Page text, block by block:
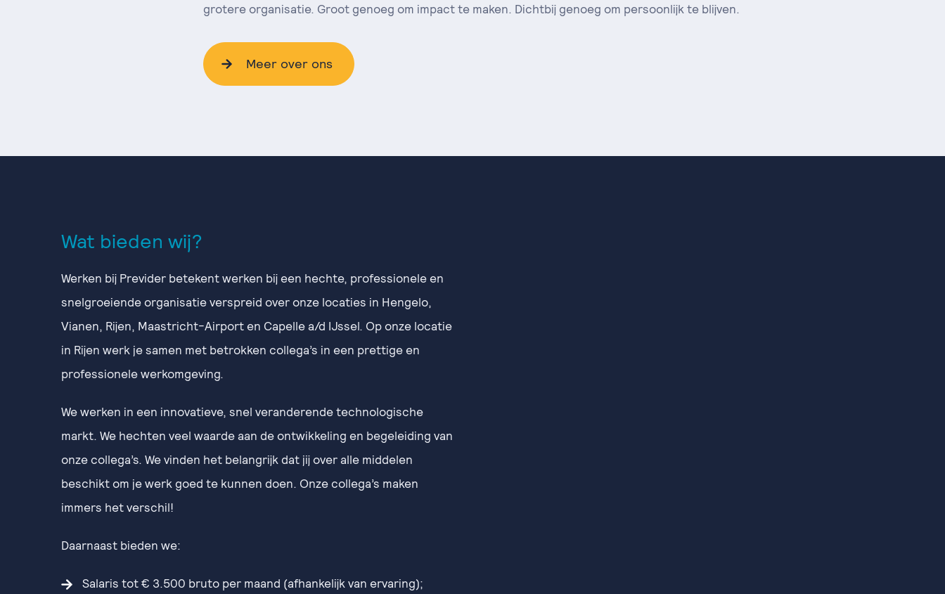
grotere organisatie. Groot genoeg om impact te maken. Dichtbij genoeg om persoonlijk te blijven.
Meer over ons
Wat bieden wij?
Werken bij Previder betekent werken bij een hechte, professionele en
snelgroeiende organisatie verspreid over onze locaties in Hengelo,
Vianen, Rijen, Maastricht-Airport en Capelle a/d IJssel. Op onze locatie
in Rijen werk je samen met betrokken collega’s in een prettige en
professionele werkomgeving.
We werken in een innovatieve, snel veranderende technologische
markt. We hechten veel waarde aan de ontwikkeling en begeleiding van
onze collega’s. We vinden het belangrijk dat jij over alle middelen
beschikt om je werk goed te kunnen doen. Onze collega’s maken
immers het verschil!
Daarnaast bieden we:
Salaris tot € 3.500 bruto per maand (afhankelijk van ervaring);